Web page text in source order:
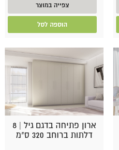
צפייה במוצר
הוספה לסל
ארון פתיחה בדגם גיל | 8
דלתות ברוחב 320 ס"מ